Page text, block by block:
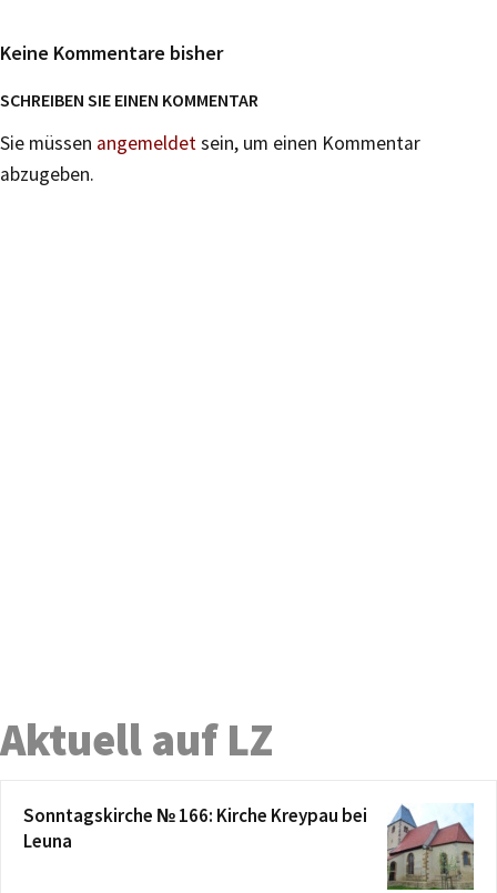
Keine Kommentare bisher
SCHREIBEN SIE EINEN KOMMENTAR
Sie müssen angemeldetsein, um einen Kommentar
abzugeben.
Aktuell auf LZ
Sonntagskirche № 166: Kirche Kreypau bei
Leuna